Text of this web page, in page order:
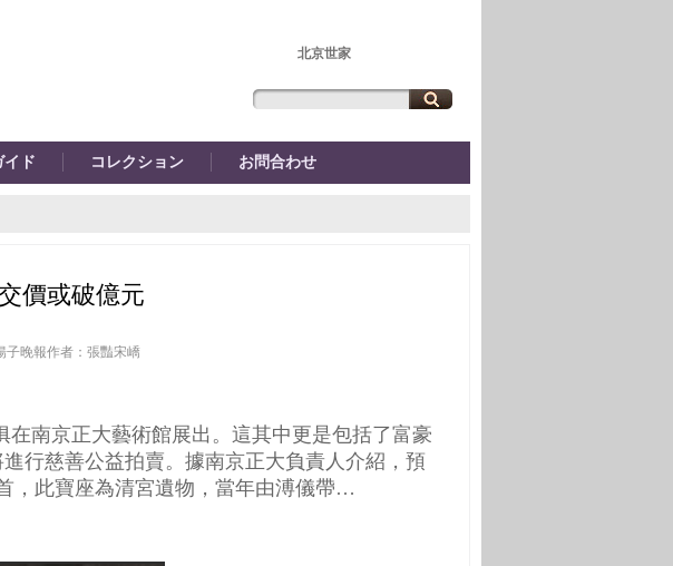
北京世家
イド コレクション お問合わせ
價或破億元
子晚報作者：張豔宋嶠
在南京正大藝術館展出。這其中更是包括了富豪
行慈善公益拍賣。 據南京正大負責人介紹，預
，此寶座為清宮遺物，當年由溥儀帶…